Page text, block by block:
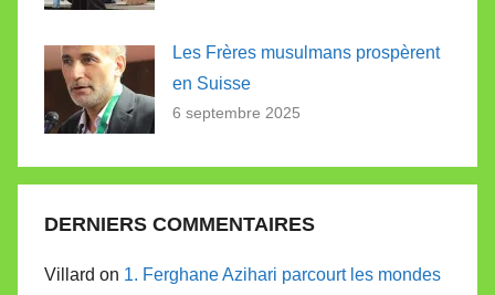
Les Frères musulmans prospèrent
en Suisse
6 septembre 2025
DERNIERS COMMENTAIRES
Villard on 1. Ferghane Azihari parcourt les mondes